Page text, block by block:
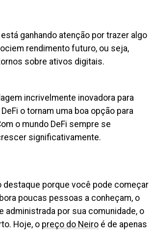
ganhando atenção por trazer algo
rendimento futuro, ou seja,
sobre ativos digitais.
incrivelmente inovadora para
o tornam uma boa opção para
o mundo DeFi sempre se
significativamente.
destaque porque você pode começar
poucas pessoas a conheçam, o
administrada por sua comunidade, o
Hoje, o preço do Neiro é de apenas